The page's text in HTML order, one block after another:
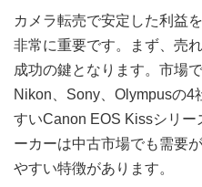
カメラ転売で安定した利益
非常に重要です。まず、売
成功の鍵となります。市場
Nikon、Sony、Olympusの4
すいCanon EOS Kissシリー
ーカーは中古市場でも需要
やすい特徴があります。